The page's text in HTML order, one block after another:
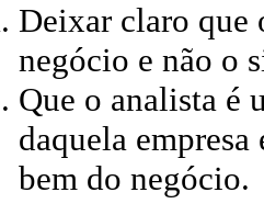
Deixar claro que
negócio e não o
Que o analista é
daquela
bem do negócio.